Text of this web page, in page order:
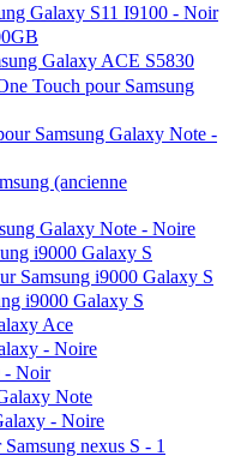
Galaxy S11 I9100 - Noir
Galaxy ACE S5830
Touch pour Samsung
Samsung Galaxy Note -
(ancienne
Galaxy Note - Noire
i9000 Galaxy S
Samsung i9000 Galaxy S
i9000 Galaxy S
Ace
- Noire
- Noir
Note
- Noire
nexus S - 1